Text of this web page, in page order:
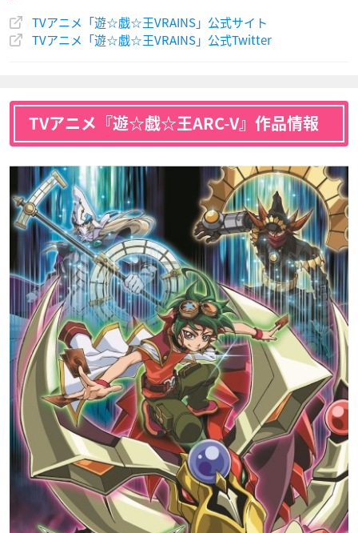
TVアニメ「遊☆戯☆王VRAINS」公式サイト
TVアニメ「遊☆戯☆王VRAINS」公式Twitter
TVアニメ『遊☆戯☆王ARC-V』作品情報